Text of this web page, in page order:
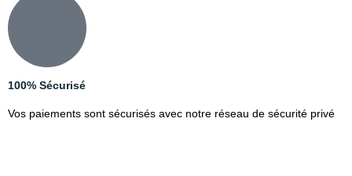
100% Sécurisé
Vos paiements sont sécurisés avec notre réseau de sécurité privé